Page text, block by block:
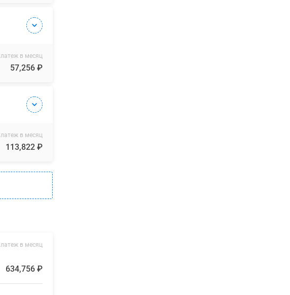
в месяц
57,256 ₽
в месяц
113,822 ₽
в месяц
634,756 ₽